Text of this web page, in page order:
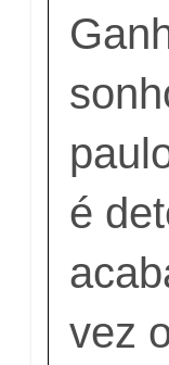
é
vez